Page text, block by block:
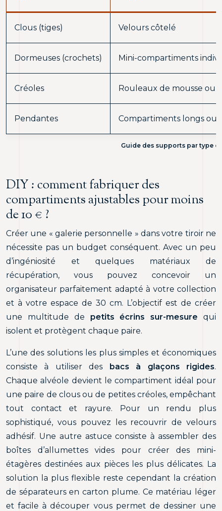
Guide des supports par type
Clous (tiges) Velours côtelé
Dormeuses (crochets) Mini-compartiments
Créoles Rouleaux de mousse ou
Pendantes Compartiments longs ou
DIY : comment fabriquer des
compartiments ajustables pour moins
de 10 € ?
Créer une « galerie personnelle » dans votre tiroir ne
nécessite pas un budget conséquent. Avec un peu
d’ingéniosité et quelques matériaux de
récupération, vous pouvez concevoir un
organisateur parfaitement adapté à votre collection
et à votre espace de 30 cm. L’objectif est de créer
une multitude de petits écrins sur-mesure qui
isolent et protègent chaque paire.
L’une des solutions les plus simples et économiques
consiste à utiliser des bacs à glaçons rigides.
Chaque alvéole devient le compartiment idéal pour
une paire de clous ou de petites créoles, empêchant
tout contact et rayure. Pour un rendu plus
sophistiqué, vous pouvez les recouvrir de velours
adhésif. Une autre astuce consiste à assembler des
boîtes d’allumettes vides pour créer des mini-
étagères destinées aux pièces les plus délicates. La
solution la plus flexible reste cependant la création
de séparateurs en carton plume. Ce matériau léger
et facile à découper vous permet de dessiner une